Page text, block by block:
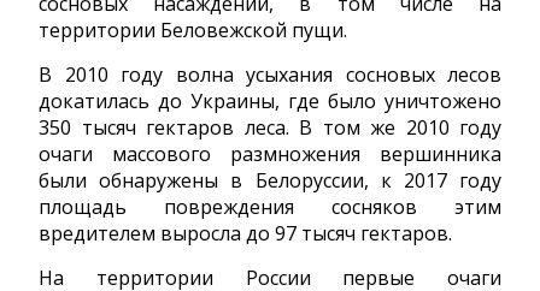
территории Беловежской пущи.
В 2010 году волна усыхания сосновых лесов
докатилась до Украины, где было уничтожено
350 тысяч гектаров леса. В том же 2010 году
очаги массового размножения вершинника
были обнаружены в Белоруссии, к 2017 году
площадь повреждения сосняков этим
вредителем выросла до 97 тысяч гектаров.
На территории России первые очаги